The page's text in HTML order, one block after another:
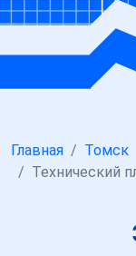
Главная
Томск
Технический